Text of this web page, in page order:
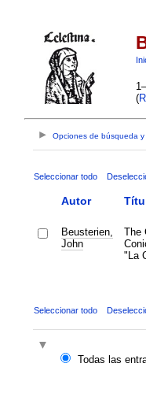
(
Opciones de búsqueda y
Seleccionar todo
Autor
Beusterien,
John
The
"La
Seleccionar todo
Todas las